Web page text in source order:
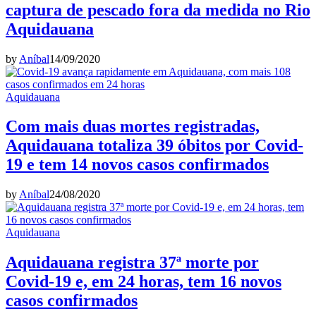
captura de pescado fora da medida no Rio
Aquidauana
by Aníbal14/09/2020
Aquidauana
Com mais duas mortes registradas,
Aquidauana totaliza 39 óbitos por Covid-
19 e tem 14 novos casos confirmados
by Aníbal24/08/2020
Aquidauana
Aquidauana registra 37ª morte por
Covid-19 e, em 24 horas, tem 16 novos
casos confirmados